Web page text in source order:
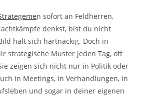
n sofort an Feldherren,
denkst, bist du nicht
hält sich hartnäckig. Doch in
strategische Muster jeden Tag, oft
zeigen sich nicht nur in Politik oder
in Meetings, in Verhandlungen, in
und sogar in deiner eigenen